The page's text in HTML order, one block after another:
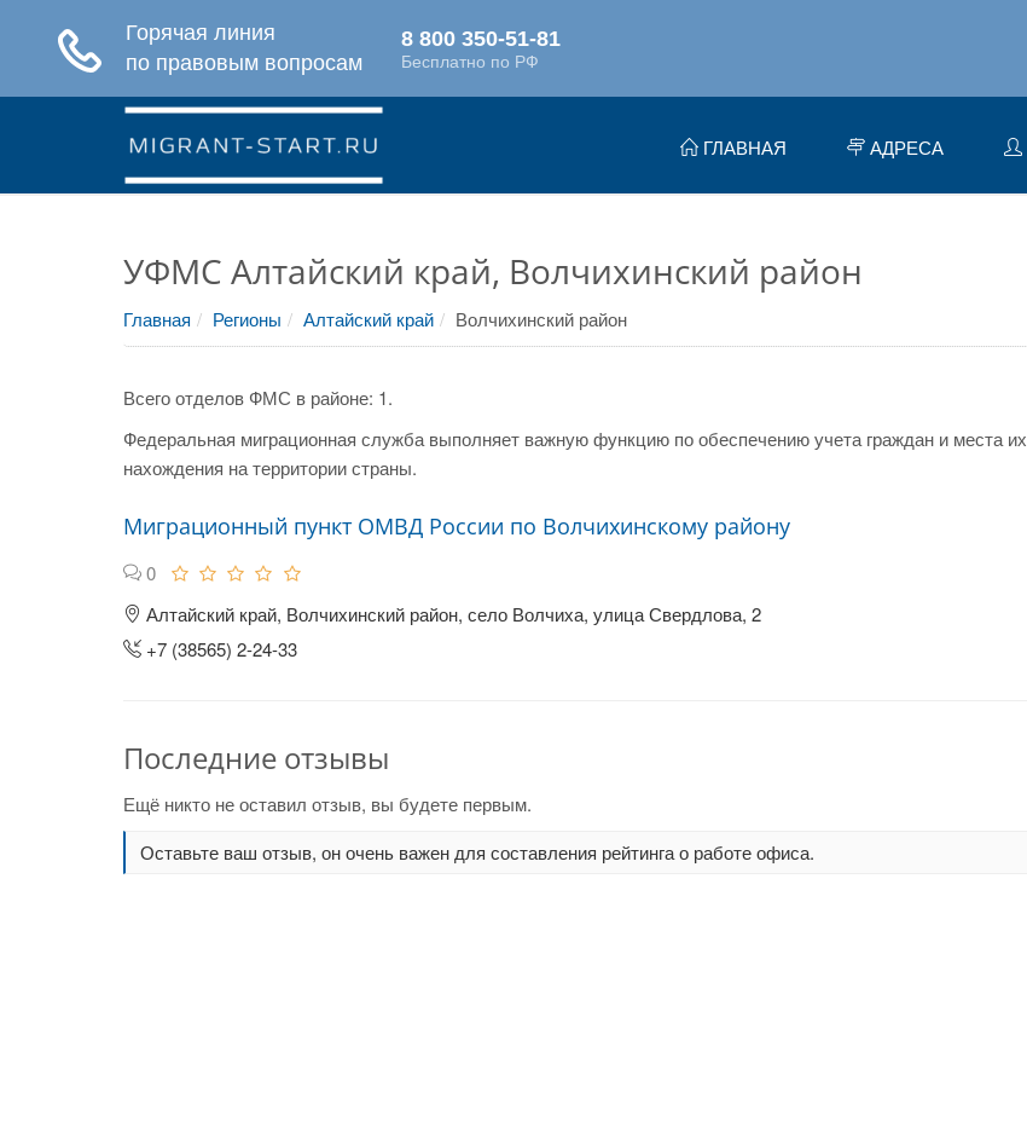
ГЛАВНАЯ АДРЕСА
УФМС Алтайский край, Волчихинский район
Главная Регионы Алтайский край Волчихинский район
Всего отделов ФМС в районе: 1.
Федеральная миграционная служба выполняет важную функцию по обеспечению учета граждан и места их
нахождения на территории страны.
Миграционный пункт ОМВД России по Волчихинскому району
0
Алтайский край, Волчихинский район, село Волчиха, улица Свердлова, 2
+7 (38565) 2-24-33
Последние отзывы
Ещё никто не оставил отзыв, вы будете первым.
Оставьте ваш отзыв, он очень важен для составления рейтинга о работе офиса.